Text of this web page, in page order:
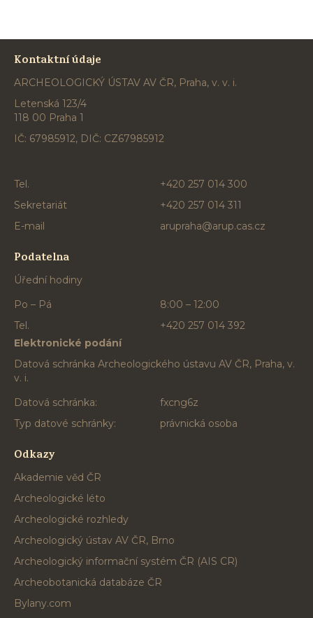
Kontaktní údaje
ARCHEOLOGICKÝ ÚSTAV AV ČR, Praha, v. v. i.
Letenská 123/4
118 00 Praha 1
IČ: 67985912, DIČ: CZ67985912
Tel.
+420 257 014 300
Sekretariát
+420 257 014 311
E-mail
arupraha@arup.cas.cz
Podatelna
Úřední hodiny
Po – Pá
8:00 – 12:00
Tel.
+420 257 014 392
Elektronické podání
Datová schránka Archeologického ústavu AV ČR, Praha, v.
v. i.
Datová schránka:
fxcng6z
Typ datové schránky:
právnická osoba
Odkazy
Akademie věd ČR
Archeologické léto
Archeologické rozhledy
Archeologický ústav AV ČR, Brno
Archeologický informační systém ČR (AIS CR)
Archeobotanická databáze ČR
Bylany.com